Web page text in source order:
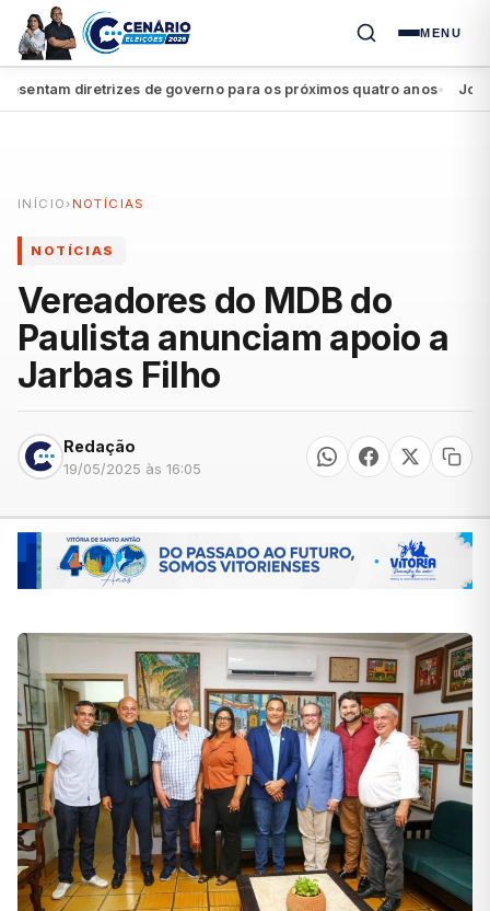
MENU
diretrizes de governo para os próximos quatro anos● João
INÍCIO › NOTÍCIAS
NOTÍCIAS
Vereadores do MDB do
Paulista anunciam apoio a
Jarbas Filho
Redação
19/05/2025 às 16:05